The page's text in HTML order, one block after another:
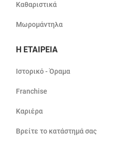
Καθαριστικά
Μωρομάντηλα
Η ΕΤΑΙΡΕΙΑ
Ιστορικό - Όραμα
Franchise
Καριέρα
Βρείτε το κατάστημά σας